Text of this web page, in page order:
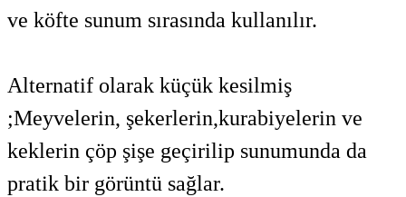
ve köfte sunum sırasında kullanılır.
Alternatif olarak küçük kesilmiş
;Meyvelerin, şekerlerin,kurabiyelerin ve
keklerin çöp şişe geçirilip sunumunda da
pratik bir görüntü sağlar.